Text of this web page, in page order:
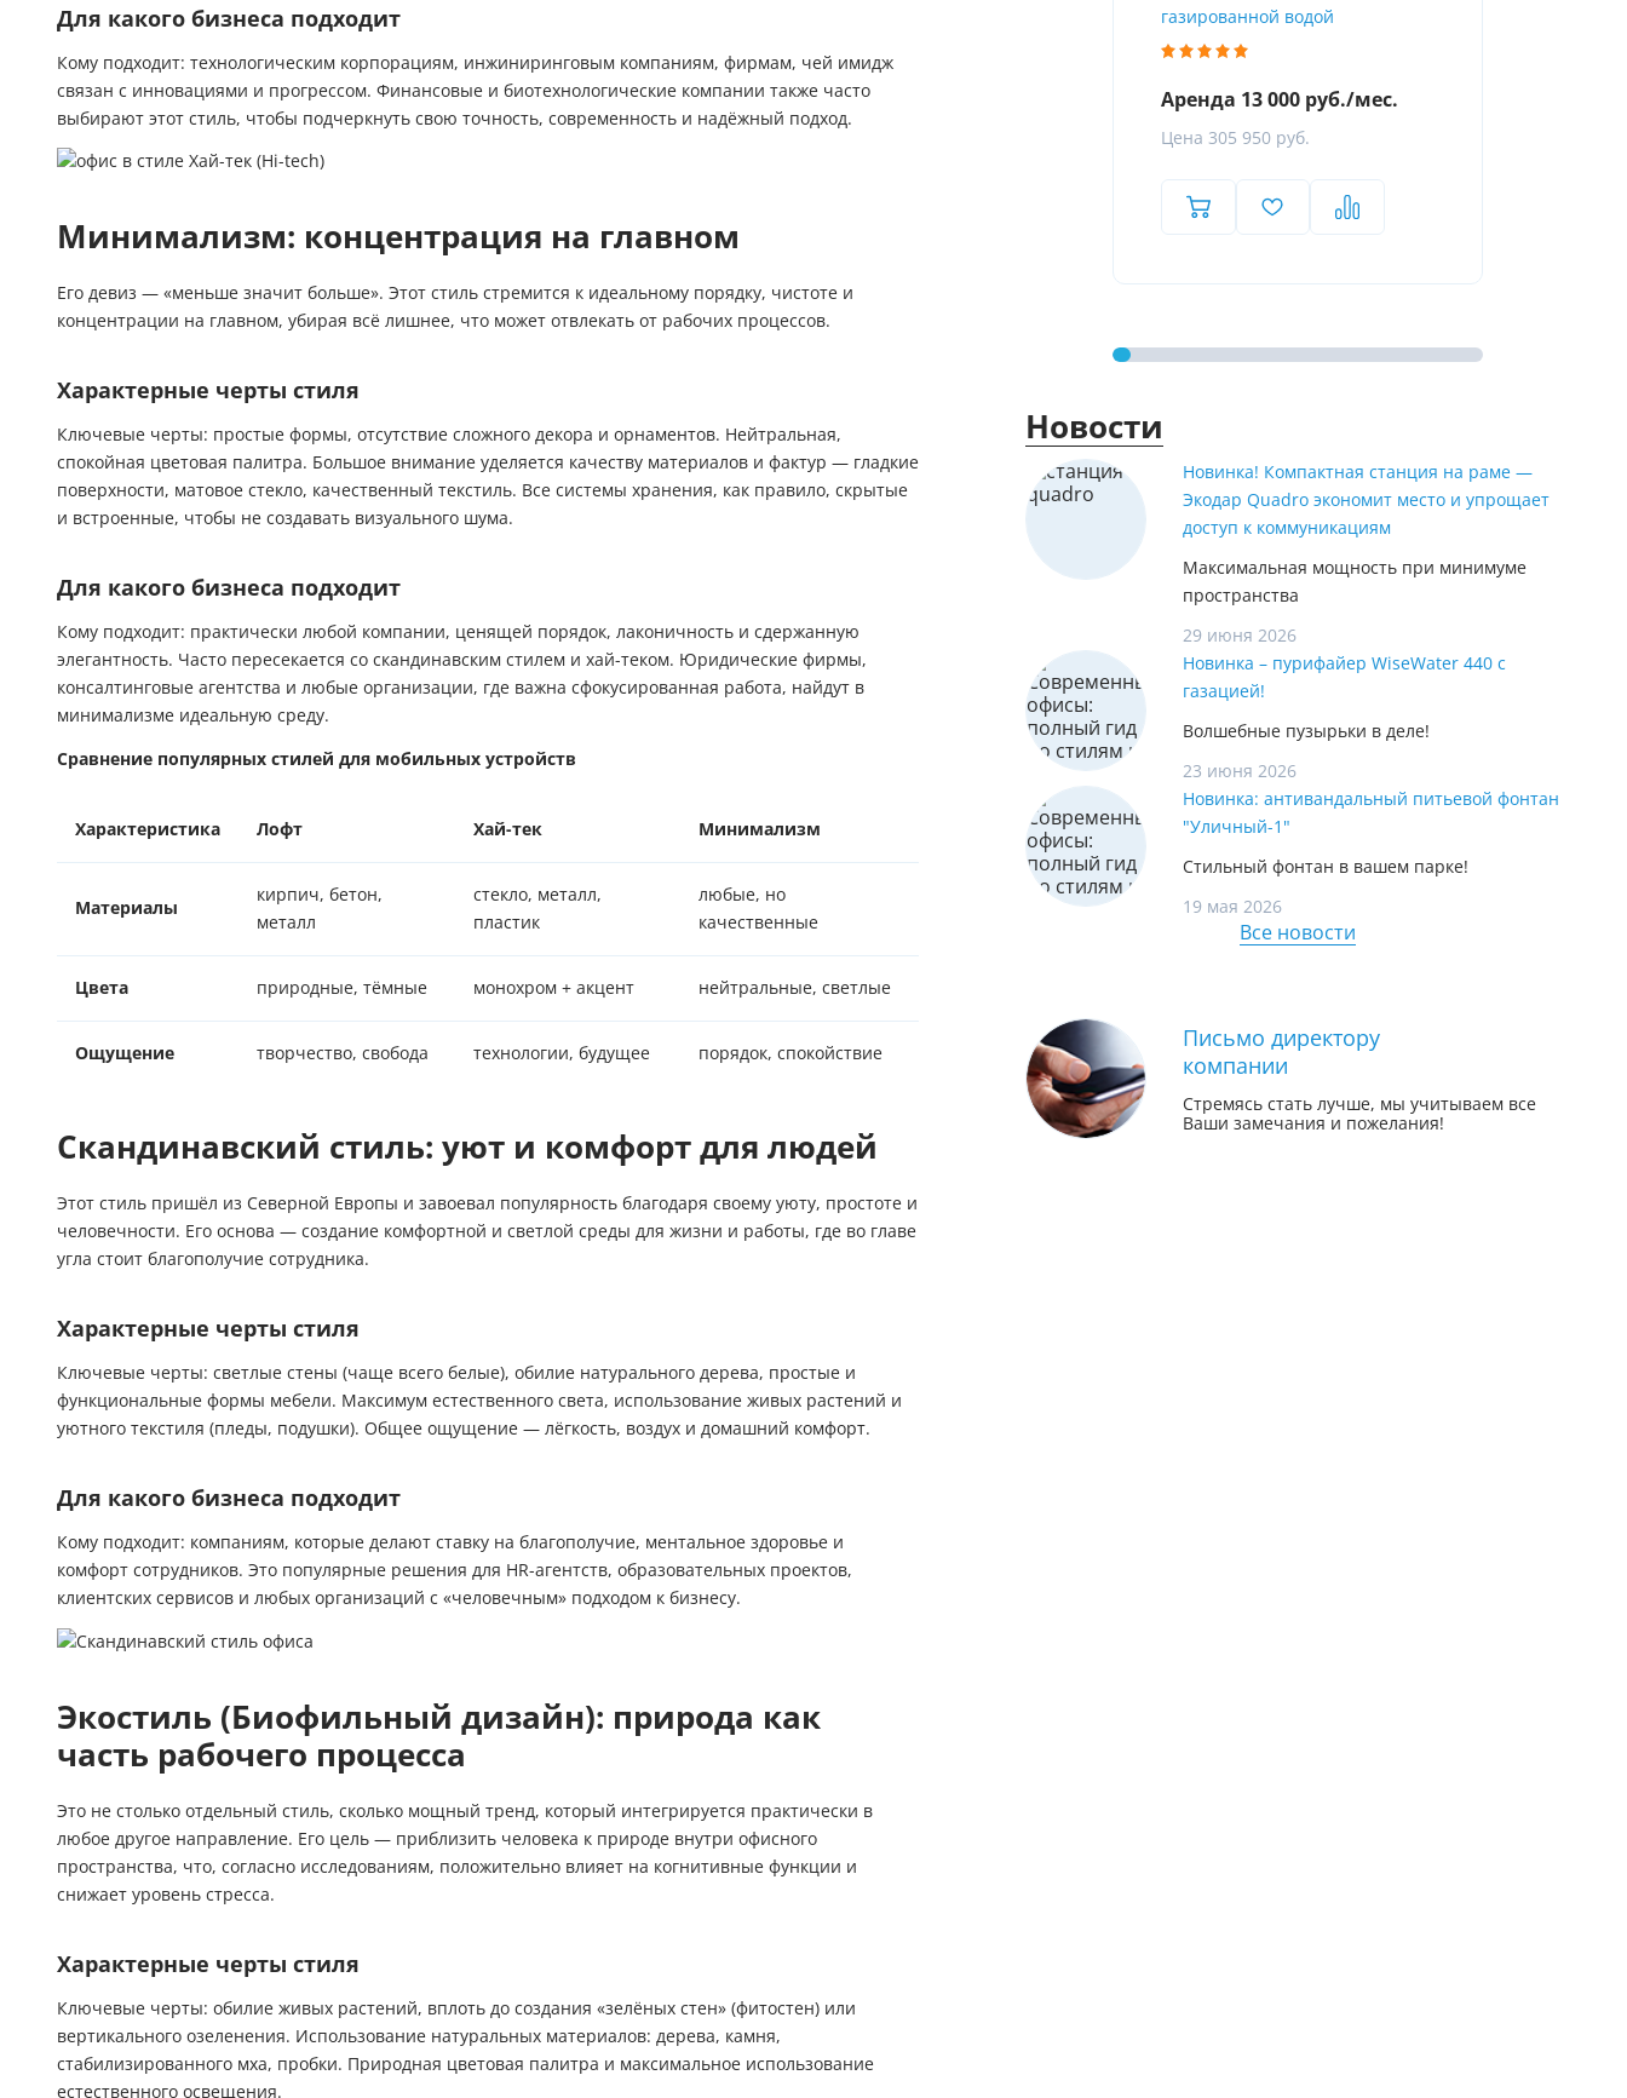
Имя
Телефон
Я принимаю условия
Для какого бизнеса подходит
Кому подходит: технологическим корпорациям, инжиниринговым компаниям, фирмам, чей имидж
связан с инновациями и прогрессом. Финансовые и биотехнологические компании также часто
выбирают этот стиль, чтобы подчеркнуть свою точность, современность и надёжный подход.
Минимализм: концентрация на главном
Его девиз — «меньше значит больше». Этот стиль стремится к идеальному порядку, чистоте и
концентрации на главном, убирая всё лишнее, что может отвлекать от рабочих процессов.
Характерные черты стиля
Ключевые черты: простые формы, отсутствие сложного декора и орнаментов. Нейтральная,
спокойная цветовая палитра. Большое внимание уделяется качеству материалов и фактур — гладкие
поверхности, матовое стекло, качественный текстиль. Все системы хранения, как правило, скрытые
и встроенные, чтобы не создавать визуального шума.
Для какого бизнеса подходит
Кому подходит: практически любой компании, ценящей порядок, лаконичность и сдержанную
элегантность. Часто пересекается со скандинавским стилем и хай-теком. Юридические фирмы,
консалтинговые агентства и любые организации, где важна сфокусированная работа, найдут в
минимализме идеальную среду.
Сравнение популярных стилей для мобильных устройств
Характеристика Лофт Хай-тек Минимализм
Материалы
кирпич, бетон,
металл
стекло, металл,
пластик
любые, но
качественные
Цвета природные, тёмные монохром + акцент нейтральные, светлые
Ощущение творчество, свобода технологии, будущее порядок, спокойствие
Скандинавский стиль: уют и комфорт для людей
Этот стиль пришёл из Северной Европы и завоевал популярность благодаря своему уюту, простоте и
человечности. Его основа — создание комфортной и светлой среды для жизни и работы, где во главе
угла стоит благополучие сотрудника.
Характерные черты стиля
Ключевые черты: светлые стены (чаще всего белые), обилие натурального дерева, простые и
функциональные формы мебели. Максимум естественного света, использование живых растений и
уютного текстиля (пледы, подушки). Общее ощущение — лёгкость, воздух и домашний комфорт.
Для какого бизнеса подходит
Кому подходит: компаниям, которые делают ставку на благополучие, ментальное здоровье и
комфорт сотрудников. Это популярные решения для HR-агентств, образовательных проектов,
клиентских сервисов и любых организаций с «человечным» подходом к бизнесу.
Экостиль (Биофильный дизайн): природа как
часть рабочего процесса
Это не столько отдельный стиль, сколько мощный тренд, который интегрируется практически в
любое другое направление. Его цель — приблизить человека к природе внутри офисного
пространства, что, согласно исследованиям, положительно влияет на когнитивные функции и
снижает уровень стресса.
Характерные черты стиля
Ключевые черты: обилие живых растений, вплоть до создания «зелёных стен» (фитостен) или
вертикального озеленения. Использование натуральных материалов: дерева, камня,
стабилизированного мха, пробки. Природная цветовая палитра и максимальное использование
естественного освещения.
газированной водой
Аренда 13 000 руб./мес.
Цена 305 950 руб.
Новости
Новинка! Компактная станция на раме —
Экодар Quadro экономит место и упрощает
доступ к коммуникациям
Максимальная мощность при минимуме
пространства
29 июня 2026
Новинка – пурифайер WiseWater 440 с
газацией!
Волшебные пузырьки в деле!
23 июня 2026
Новинка: антивандальный питьевой фонтан
"Уличный-1"
Стильный фонтан в вашем парке!
19 мая 2026
Все новости
Письмо директору
компании
Стремясь стать лучше, мы учитываем все
Ваши замечания и пожелания!
чтобы подтвердить отправку заявки
Телефон
Обратный звонок
Телефон
Выберите причину обращения